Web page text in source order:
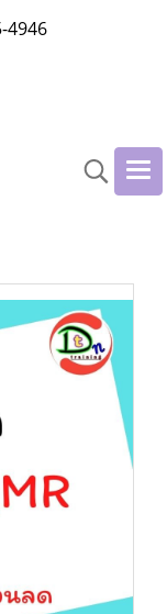
4946